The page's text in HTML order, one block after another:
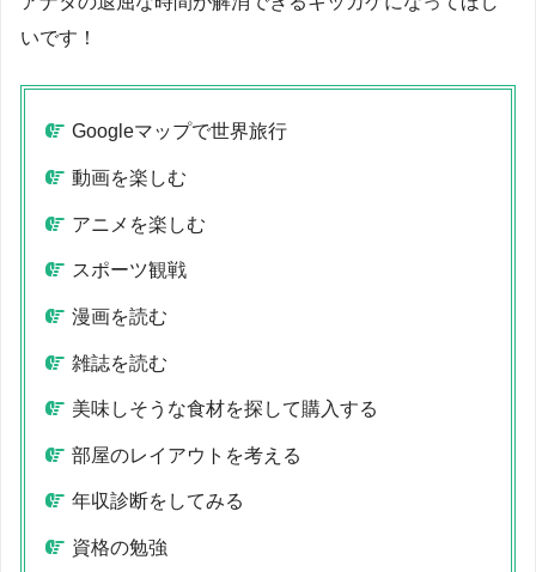
いです！
Googleマップで世界旅行
動画を楽しむ
アニメを楽しむ
スポーツ観戦
漫画を読む
雑誌を読む
美味しそうな食材を探して購入する
部屋のレイアウトを考える
年収診断をしてみる
資格の勉強